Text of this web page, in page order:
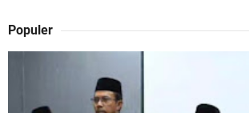
Populer